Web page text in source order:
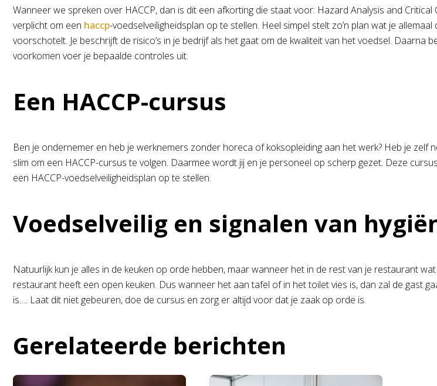
Wanneer we spreken over HACCP, dan is dit een afkorting die staat voor: Hazard Analysis and
verplicht om een haccp-voedselveiligheidsplan op te stellen. Heel simpel stelt zo’n plan wat je
voorschotelt. Je beschrijft de risico’s in je bedrijf als het gaat om de kwaliteit van het voedsel.
voorkomen voer je bepaalde controles uit.
Een HACCP-cursus
Ben je ondernemer en heb je werknemers zonder horeca of koksopleiding aan het werk? Heb je
slim om een HACCP-cursus te volgen. Daarmee wordt jij en je personeel op scherp gezet. Deze
een HACCP-voedselveiligheidsplan op te stellen.
Voedselveilig en signalen van
Natuurlijk kun je alles in de keuken op orde hebben, maar wanneer het in de rest van je restaurant
restaurant heeft een open keuken. Dus wanneer het aan tafel of in het toilet vies is, dan zal de gast
is…. Laat dit niet gebeuren, doe de cursus en zorg er altijd voor dat je zaak op orde is.
Gerelateerde berichten